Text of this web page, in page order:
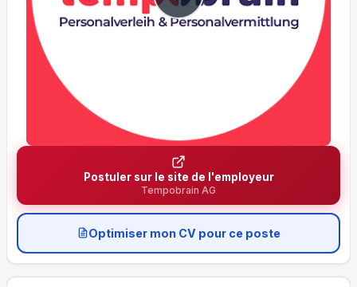
Postuler sur le site de l'employeur
Tempobrain AG
Optimiser mon CV pour ce poste